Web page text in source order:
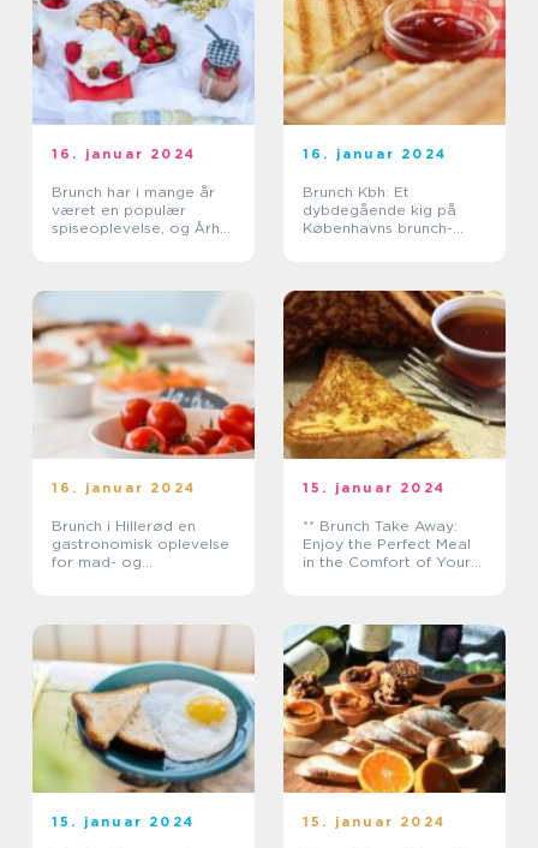
16. januar 2024
Brunch har i mange år
været en populær
spiseoplevelse, og Århus
16. januar 2024
Brunch Kbh: Et
dybdegående kig på
Københavns brunch-
16. januar 2024
Brunch i Hillerød en
gastronomisk oplevelse
for mad- og
15. januar 2024
** Brunch Take Away:
Enjoy the Perfect Meal
in the Comfort of Your
15. januar 2024 15. januar 2024